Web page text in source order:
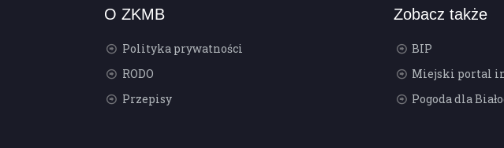
O ZKMB
Polityka prywatności
RODO
Przepisy
Zobacz także
BIP
Miejski portal
Pogoda dla